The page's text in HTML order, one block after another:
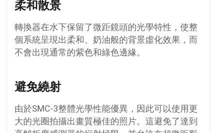
柔和散景
轉換器在水下保留了微距鏡頭的光學特性，使整
個系統呈現出柔和、奶油般的背景虛化效果，而
不會出現通常的紫色和綠色邊緣。
避免繞射
由於SMC-3整體光學性能優異，因此可以使用更
大的光圈拍攝出畫質極佳的照片。這避免了達到